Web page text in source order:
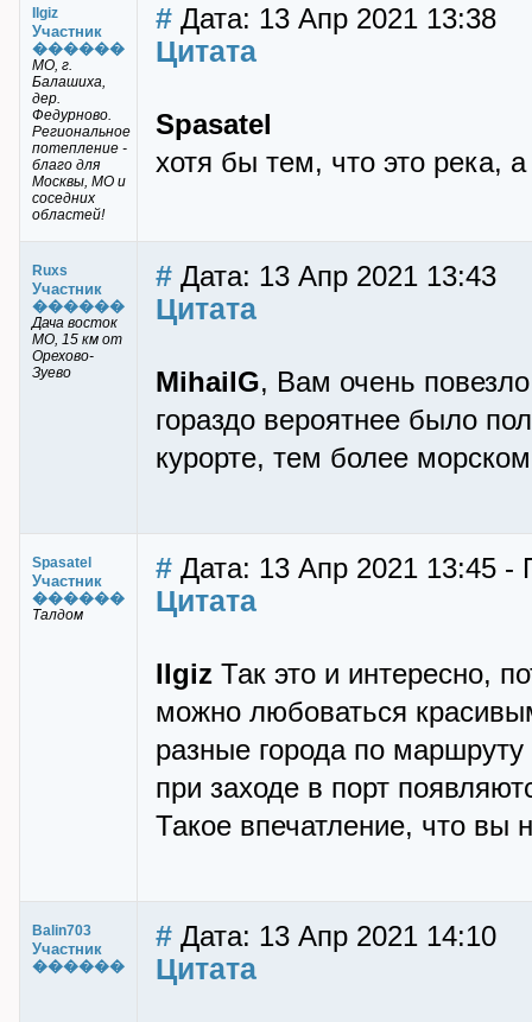
Ilgiz
Участник
������
МО, г.
Балашиха,
дер.
Федурново.
Региональное
потепление -
благо для
Москвы, МО и
соседних
областей!
# Дата: 13 Апр 2021 13:38
Цитата
Spasatel
хотя бы тем, что это река,
Ruxs
Участник
������
Дача восток
МО, 15 км от
Орехово-
Зуево
# Дата: 13 Апр 2021 13:43
Цитата
MihailG, Вам очень
гораздо вероятнее было
курорте, тем более
Spasatel
Участник
������
Талдом
# Дата: 13 Апр 2021 13:45 -
Цитата
Ilgiz Так это и интересно,
можно любоваться
разные города по
при заходе в порт
Такое впечатление, что вы
Balin703
Участник
������
# Дата: 13 Апр 2021 14:10
Цитата